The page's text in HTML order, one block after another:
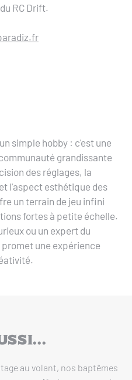
RC Drift.
simple hobby : c'est une
grandissante
des réglages, la
l'aspect esthétique des
un terrain de jeu infini
fortes à petite échelle.
ou un expert du
une expérience
au volant, nos baptêmes